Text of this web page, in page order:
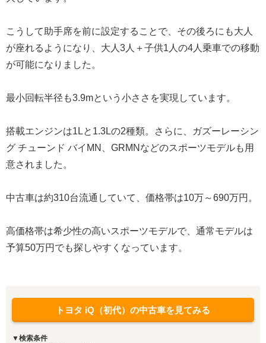
こうして助手席を前に設定することで、その後ろにも大人
が座れるようになり、大人3人＋子供1人の4人乗車での移動
が可能になりました。
最小回転半径も3.9mという小ささを実現しています。
搭載エンジンは1Lと1.3Lの2種類。さらに、ガズーレーシン
グ チューンド バイMN、GRMNなどのスポーツモデルも用
意されました。
中古車は約310台流通していて、価格帯は10万～690万円。
高価格帯は希少性の高いスポーツモデルで、通常モデルは
予算50万円でも探しやすくなっています。
トヨタ iQ（初代）の中古車を見てみる
▼検索条件